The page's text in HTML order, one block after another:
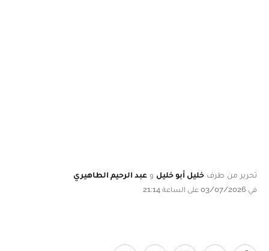
تحرير من طرف خليل أبو خليل و عبد الرحيم الطاهيري
في 03/07/2026 على الساعة 21:14